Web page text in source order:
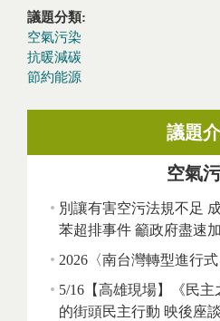
議題分類:
空氣污染
抗暖減碳
節約能源
議題
空氣
別讓有害空污法規不足
苯超排事件 籲政府盡速
2026〈南台灣轉型進行
5/16【高雄現場】《民
的街頭民主行動 映後座談